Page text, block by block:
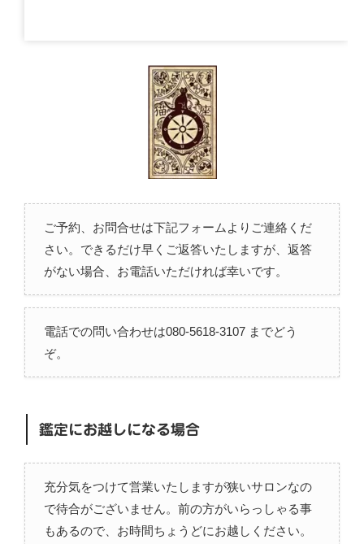
ご予約、お問合せは下記フォームよりご連絡くだ
さい。できるだけ早くご返答いたしますが、返答
がない場合、お電話いただければ幸いです。
電話での問い合わせは080-5618-3107 までどう
ぞ。
鑑定にお越しになる場合
充分気をつけて営業いたしますが狭いサロンなの
で待合がございません。前の方がいらっしゃる事
もあるので、お時間ちょうどにお越しください。